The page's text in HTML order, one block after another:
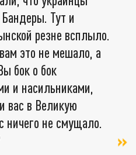
Тут и
резне всплыло.
это не мешало, а
бок о бок
и насильниками,
вас в Великую
ничего не смущало.